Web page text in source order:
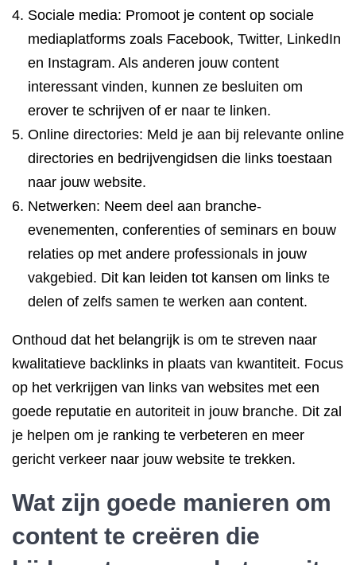
Sociale media: Promoot je content op sociale
mediaplatforms zoals Facebook, Twitter, LinkedIn
en Instagram. Als anderen jouw content
interessant vinden, kunnen ze besluiten om
erover te schrijven of er naar te linken.
Online directories: Meld je aan bij relevante online
directories en bedrijvengidsen die links toestaan
naar jouw website.
Netwerken: Neem deel aan branche-
evenementen, conferenties of seminars en bouw
relaties op met andere professionals in jouw
vakgebied. Dit kan leiden tot kansen om links te
delen of zelfs samen te werken aan content.
Onthoud dat het belangrijk is om te streven naar
kwalitatieve backlinks in plaats van kwantiteit. Focus
op het verkrijgen van links van websites met een
goede reputatie en autoriteit in jouw branche. Dit zal
je helpen om je ranking te verbeteren en meer
gericht verkeer naar jouw website te trekken.
Wat zijn goede manieren om
content te creëren die